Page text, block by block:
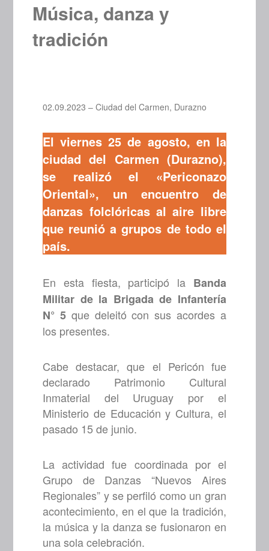
Música, danza y
tradición
02.09.2023 – Ciudad del Carmen, Durazno
El viernes 25 de agosto, en la
ciudad del Carmen (Durazno),
se realizó el «Periconazo
Oriental», un encuentro de
danzas folclóricas al aire libre
que reunió a grupos de todo el
país.
En esta fiesta, participó la Banda
Militar de la Brigada de Infantería
N° 5 que deleitó con sus acordes a
los presentes.
Cabe destacar, que el Pericón fue
declarado Patrimonio Cultural
Inmaterial del Uruguay por el
Ministerio de Educación y Cultura, el
pasado 15 de junio.
La actividad fue coordinada por el
Grupo de Danzas “Nuevos Aires
Regionales” y se perfiló como un gran
acontecimiento, en el que la tradición,
la música y la danza se fusionaron en
una sola celebración.